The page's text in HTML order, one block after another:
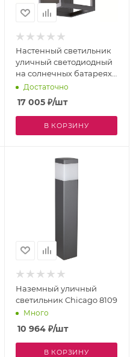
Настенный светильник
уличный светодиодный
на солнечных батареях с
датчиком движения
Meribel 7086 IP54
Достаточно
17 005₽/шт
В КОРЗИНУ
Наземный уличный
светильник Chicago 8109
Много
10 964₽/шт
В КОРЗИНУ